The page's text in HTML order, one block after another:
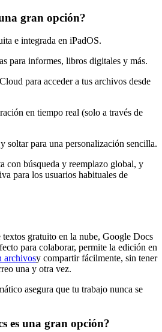
gran opción?
e integrada en iPadOS.
para informes, libros digitales y más.
para acceder a tus archivos desde
en tiempo real (solo a través de
soltar para una personalización sencilla.
con búsqueda y reemplazo global, y
para los usuarios habituales de
textos gratuito en la nube, Google Docs
para colaborar, permite la edición en
archivosy compartir fácilmente, sin tener
una y otra vez.
asegura que tu trabajo nunca se
es una gran opción?